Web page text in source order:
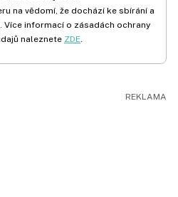
na vědomí, že dochází ke sbírání a
Více informací o zásadách ochrany
naleznete ZDE.